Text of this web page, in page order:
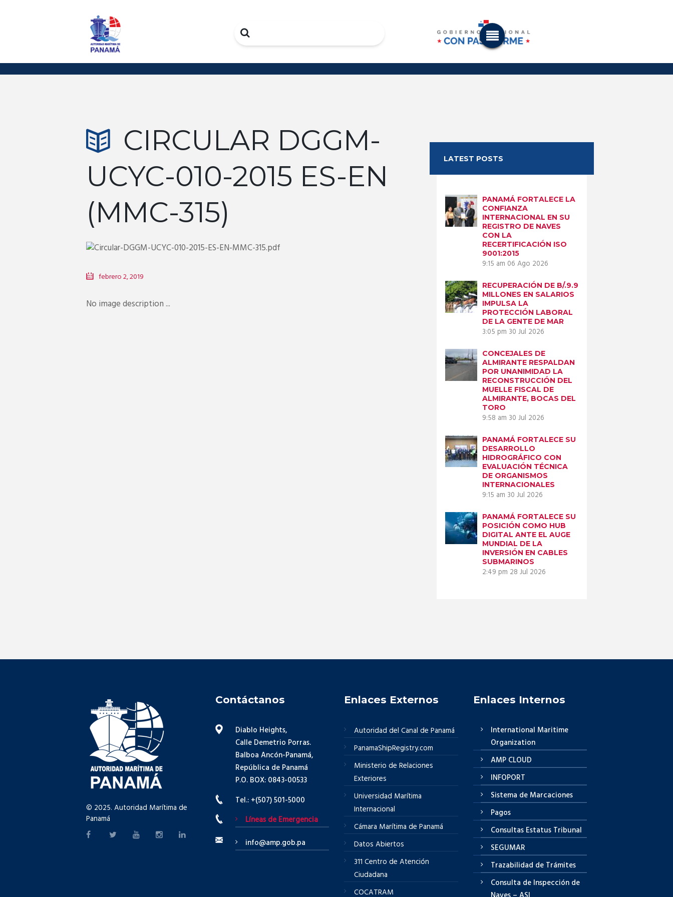
Search
CIRCULAR DGGM-
UCYC-010-2015 ES-EN
(MMC-315)
febrero 2, 2019
No image description ...
LATEST POSTS
PANAMÁ FORTALECE LA
CONFIANZA
INTERNACIONAL EN SU
REGISTRO DE NAVES
CON LA
RECERTIFICACIÓN ISO
9001:2015
9:15 am 06 Ago 2026
RECUPERACIÓN DE B/.9.9
MILLONES EN SALARIOS
IMPULSA LA
PROTECCIÓN LABORAL
DE LA GENTE DE MAR
3:05 pm 30 Jul 2026
CONCEJALES DE
ALMIRANTE RESPALDAN
POR UNANIMIDAD LA
RECONSTRUCCIÓN DEL
MUELLE FISCAL DE
ALMIRANTE, BOCAS DEL
TORO
9:58 am 30 Jul 2026
PANAMÁ FORTALECE SU
DESARROLLO
HIDROGRÁFICO CON
EVALUACIÓN TÉCNICA
DE ORGANISMOS
INTERNACIONALES
9:15 am 30 Jul 2026
PANAMÁ FORTALECE SU
POSICIÓN COMO HUB
DIGITAL ANTE EL AUGE
MUNDIAL DE LA
INVERSIÓN EN CABLES
SUBMARINOS
2:49 pm 28 Jul 2026
© 2025. Autoridad Marítima de
Panamá
Contáctanos
Diablo Heights,
Calle Demetrio Porras.
Balboa Ancón-Panamá,
República de Panamá
P.O. BOX: 0843-00533
Tel.: +(507) 501-5000
Líneas de Emergencia
info@amp.gob.pa
Enlaces Externos
Autoridad del Canal de Panamá
PanamaShipRegistry.com
Ministerio de Relaciones
Exteriores
Universidad Marítima
Internacional
Cámara Marítima de Panamá
Datos Abiertos
311 Centro de Atención
Ciudadana
COCATRAM
Enlaces Internos
International Maritime
Organization
AMP CLOUD
INFOPORT
Sistema de Marcaciones
Pagos
Consultas Estatus Tribunal
SEGUMAR
Trazabilidad de Trámites
Consulta de Inspección de